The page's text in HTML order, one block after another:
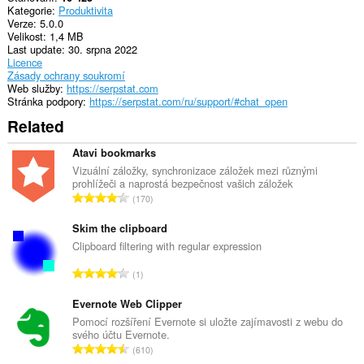
Kategorie Produktivita
Verze 5.0.0
Velikost 1,4 MB
Last update 30. srpna 2022
Licence
Zásady ochrany soukromí
Web služby https://serpstat.com
Stránka podpory https://serpstat.com/ru/support/#chat_open
Related
Atavi bookmarks
Vizuální záložky, synchronizace záložek mezi různými
prohlížeči a naprostá bezpečnost vašich záložek
C
l
k
v
p
o
č
e
170
Skim the clipboard
Clipboard filtering with regular expression
C
l
k
o
v
1
Evernote Web Clipper
Pomocí rozšíření Evernote si uložte zajímavosti z webu do
svého účtu Evernote.
C610